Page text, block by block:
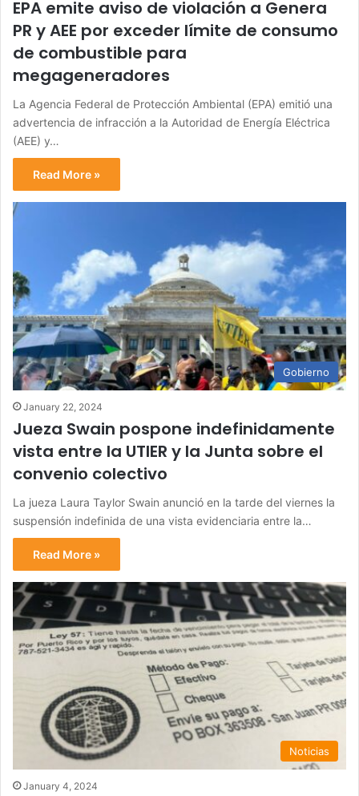
EPA emite aviso de violación a Genera
PR y AEE por exceder límite de consumo
de combustible para
megageneradores
La Agencia Federal de Protección Ambiental (EPA) emitió una
advertencia de infracción a la Autoridad de Energía Eléctrica
(AEE) y…
Read More »
Gobierno
January 22, 2024
Jueza Swain pospone indefinidamente
vista entre la UTIER y la Junta sobre el
convenio colectivo
La jueza Laura Taylor Swain anunció en la tarde del viernes la
suspensión indefinida de una vista evidenciaria entre la…
Read More »
Noticias
January 4, 2024